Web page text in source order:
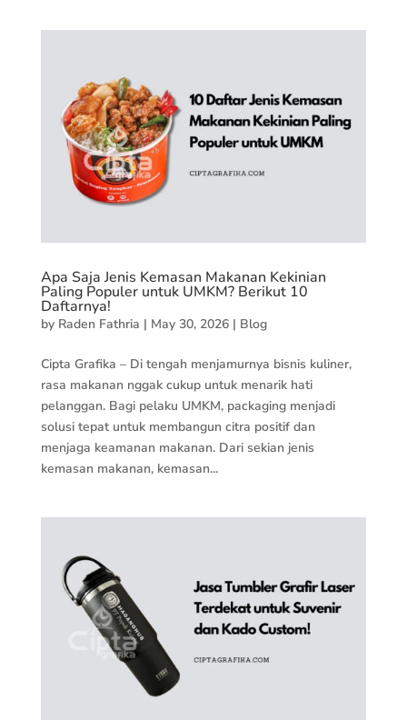
Apa Saja Jenis Kemasan Makanan Kekinian
Paling Populer untuk UMKM? Berikut 10
Daftarnya!
by Raden Fathria | May 30, 2026| Blog
Cipta Grafika – Di tengah menjamurnya bisnis kuliner,
rasa makanan nggak cukup untuk menarik hati
pelanggan. Bagi pelaku UMKM, packaging menjadi
solusi tepat untuk membangun citra positif dan
menjaga keamanan makanan. Dari sekian jenis
kemasan makanan, kemasan...